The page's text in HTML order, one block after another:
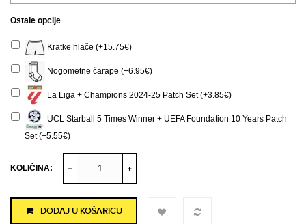
Ostale opcije
Kratke hlače (+15.75€)
Nogometne čarape (+6.95€)
La Liga + Champions 2024-25 Patch Set (+3.85€)
UCL Starball 5 Times Winner + UEFA Foundation 10 Years Patch
Set (+5.55€)
KOLIČINA:
DODAJ U KOŠARICU